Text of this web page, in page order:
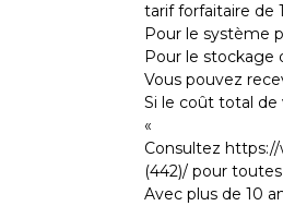
tarif forfaitaire de
Pour le système
Pour le stockage
Vous pouvez
Si le coût total
«
Consultez
(442)/ pour
Avec plus de 10